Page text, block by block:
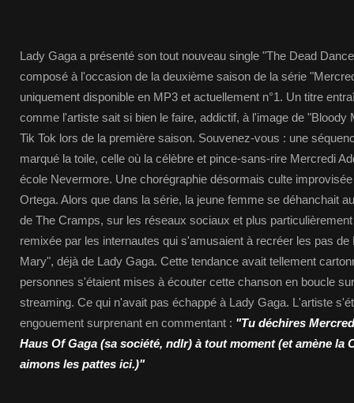
Lady Gaga a présenté son tout nouveau single "The Dead
composé à l'occasion de la deuxième saison de la série
uniquement disponible en MP3 et actuellement n°1. Un titre
comme l'artiste sait si bien le faire, addictif, à l'image de "Bloody
Tik Tok lors de la première saison. Souvenez-vous : une
marqué la toile, celle où la célèbre et pince-sans-rire Mercredi
école Nevermore. Une chorégraphie désormais culte
Ortega. Alors que dans la série, la jeune femme se déhanchait
de The Cramps, sur les réseaux sociaux et plus
remixée par les internautes qui s'amusaient à recréer les pas
Mary", déjà de Lady Gaga. Cette tendance avait tellement
personnes s'étaient mises à écouter cette chanson en boucle
streaming. Ce qui n'avait pas échappé à Lady Gaga. L'artiste
engouement surprenant en commentant : "Tu déchires
Haus Of Gaga (sa société, ndlr) à tout moment (et amène la
aimons les pattes ici.)"